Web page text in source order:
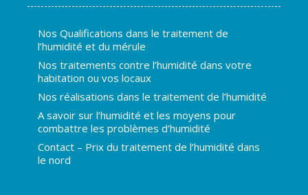
Nos Qualifications dans le traitement de
l’humidité et du mérule
Nos traitements contre l’humidité dans votre
habitation ou vos locaux
Nos réalisations dans le traitement de l’humidité
A savoir sur l’humidité et les moyens pour
combattre les problèmes d’humidité
Contact – Prix du traitement de l’humidité dans
le nord